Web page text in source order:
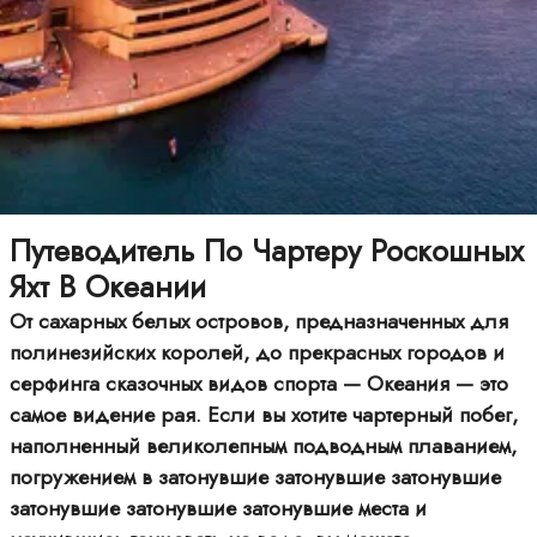
Путеводитель По Чартеру Роскошных
Яхт В Океании
От сахарных белых островов, предназначенных для
полинезийских королей, до прекрасных городов и
серфинга сказочных видов спорта — Океания — это
самое видение рая. Если вы хотите чартерный побег,
наполненный великолепным подводным плаванием,
погружением в затонувшие затонувшие затонувшие
затонувшие затонувшие затонувшие места и